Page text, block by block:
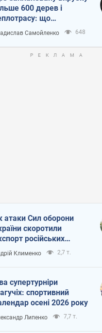
600 дерев і
що
на Теремках
Києві
Самойленко 648
атаки Сил оборони
скоротили
російських
Клименко 2,7 т.
супертурніри
спортивний
осені 2026 року
Липенко 7,7 т.